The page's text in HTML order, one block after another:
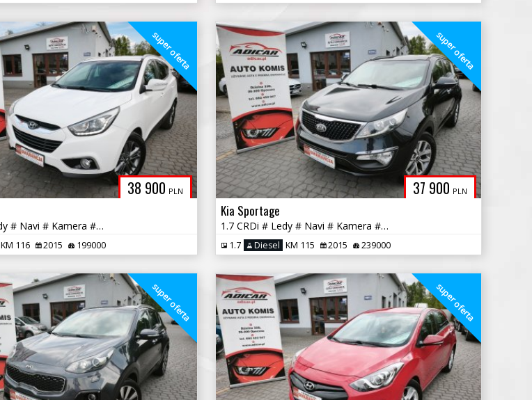
38 900 PLN
super oferta
1.7 CRDi # Ledy # Navi # Kamera # Felga # PDC # GWARANCJA !!
KM 116 2015 199000
37 900 PLN
super oferta
Kia Sportage
1.7 CRDi # Ledy # Navi # Kamera # Skóra # PDC # GWARANCJA !!!
1.7 Diesel KM 115 2015 239000
super oferta super oferta